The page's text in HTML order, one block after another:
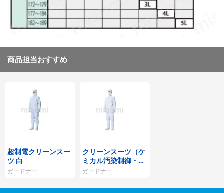
商品担当おすすめ
超制電クリーンスー
ツ 白
ガードナー
クリーンスーツ（ケ
ミカル汚染制御・超
親水性効果）
ガードナー